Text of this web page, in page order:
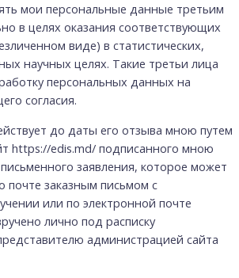
мои персональные данные третьим
в целях оказания соответствующих
виде) в статистических,
научных целях. Такие третьи лица
персональных данных на
согласия.
до даты его отзыва мною путем
https://edis.md/ подписанного мною
заявления, которое может
почте заказным письмом с
или по электронной почте
лично под расписку
администрацией сайта